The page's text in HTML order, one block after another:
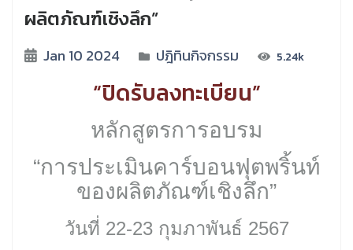
ผลิตภัณฑ์เชิงลึก”
Jan 10 2024 ปฎิทินกิจกรรม 5.24k
“ปิดรับลงทะเบียน”
หลักสูตรการอบรม
“การประเมินคาร์บอนฟุตพริ้นท์
ของผลิตภัณฑ์เชิงลึก”
วันที่ 22-23 กุมภาพันธ์ 2567